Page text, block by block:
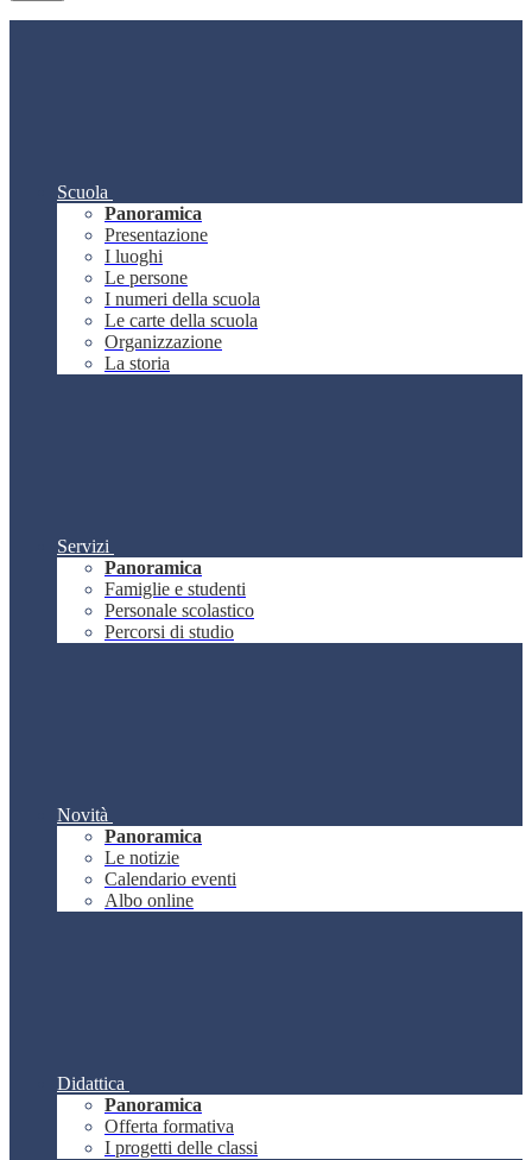
Scuola
Panoramica
Presentazione
I luoghi
Le persone
I numeri della scuola
Le carte della scuola
Organizzazione
La storia
Servizi
Panoramica
Famiglie e studenti
Personale scolastico
Percorsi di studio
Novità
Panoramica
Le notizie
Calendario eventi
Albo online
Didattica
Panoramica
Offerta formativa
I progetti delle classi